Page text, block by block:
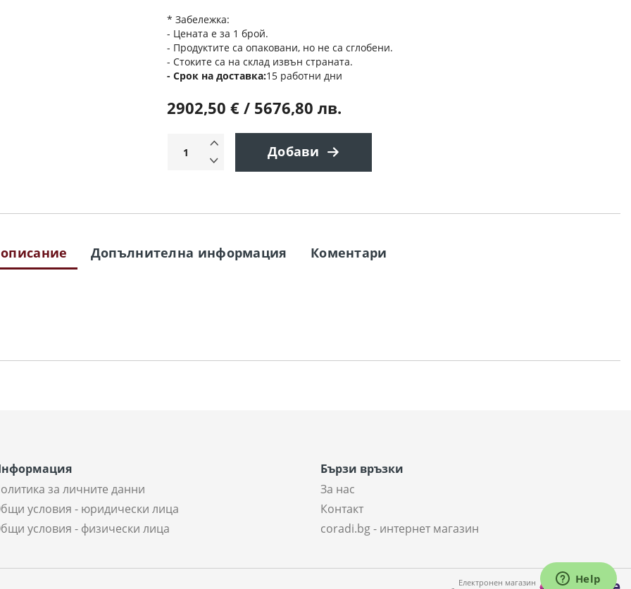
* Забележка:
- Цената е за 1 брой.
- Продуктите са опаковани, но не са сглобени.
- Стоките са на склад извън страната.
Срок на доставка 15 работни дни
2902,50 € / 5676,80 лв.
Добави
Допълнителна информация Коментари
за личните данни
условия - юридически лица
условия - физически лица
Бързи връзки
За нас
Контакт
coradi.bg - интернет магазин
Електронен магазин